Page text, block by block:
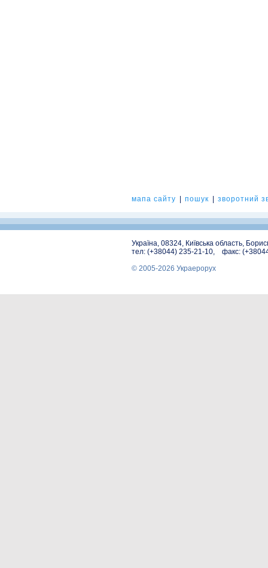
мапа сайту пошук зворотний
Україна, 08324, Київська область,
тел: (+38044) 235-21-10, факс:
© 2005-2026 Украерорух